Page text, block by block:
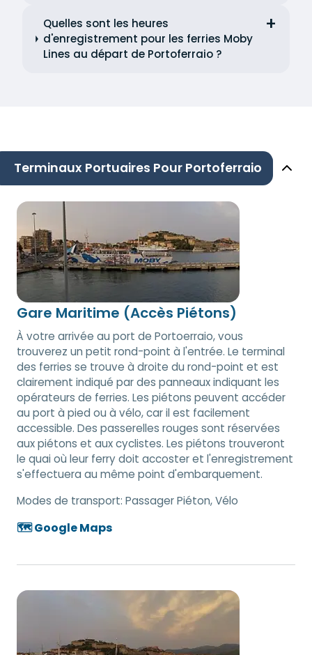
Quelles sont les heures
d'enregistrement pour les ferries Moby
Lines au départ de Portoferraio ?
Terminaux Portuaires Pour Portoferraio
Gare Maritime (Accès Piétons)
À votre arrivée au port de Portoerraio, vous
trouverez un petit rond-point à l'entrée. Le terminal
des ferries se trouve à droite du rond-point et est
clairement indiqué par des panneaux indiquant les
opérateurs de ferries. Les piétons peuvent accéder
au port à pied ou à vélo, car il est facilement
accessible. Des passerelles rouges sont réservées
aux piétons et aux cyclistes. Les piétons trouveront
le quai où leur ferry doit accoster et l'enregistrement
s'effectuera au même point d'embarquement.
Modes de transport: Passager Piéton, Vélo
🗺️ Google Maps